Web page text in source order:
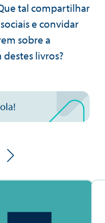
tal compartilhar
e convidar
sobre a
livros?